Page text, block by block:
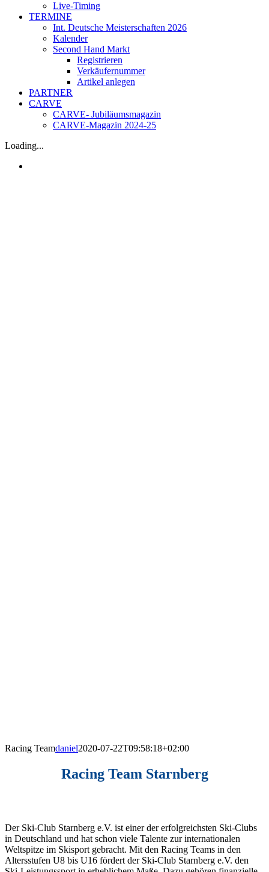
Live-Timing
TERMINE
Int. Deutsche Meisterschaften 2026
Kalender
Second Hand Markt
Registrieren
Verkäufernummer
Artikel anlegen
PARTNER
CARVE
CARVE- Jubiläumsmagazin
CARVE-Magazin 2024-25
Loading...
Racing Teamdaniel2020-07-22T09:58:18+02:00
Racing Team Starnberg
Der Ski-Club Starnberg e.V. ist einer der erfolgreichsten Ski-Clubs
in Deutschland und hat schon viele Talente zur internationalen
Weltspitze im Skisport gebracht. Mit den Racing Teams in den
Altersstufen U8 bis U16 fördert der Ski-Club Starnberg e.V. den